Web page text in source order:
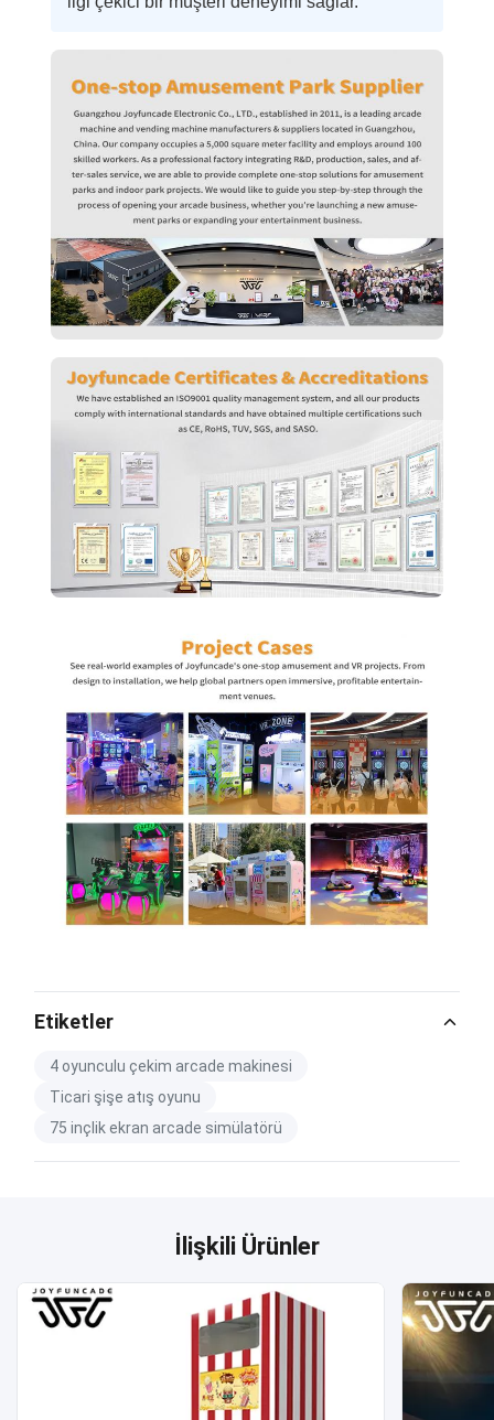
Etiketler
4 oyunculu çekim arcade makinesi
Ticari şişe atış oyunu
75 inçlik ekran arcade simülatörü
İlişkili Ürünler